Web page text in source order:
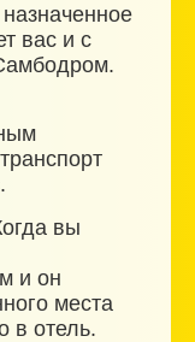
вас и с
вы
и он
места
в отель.